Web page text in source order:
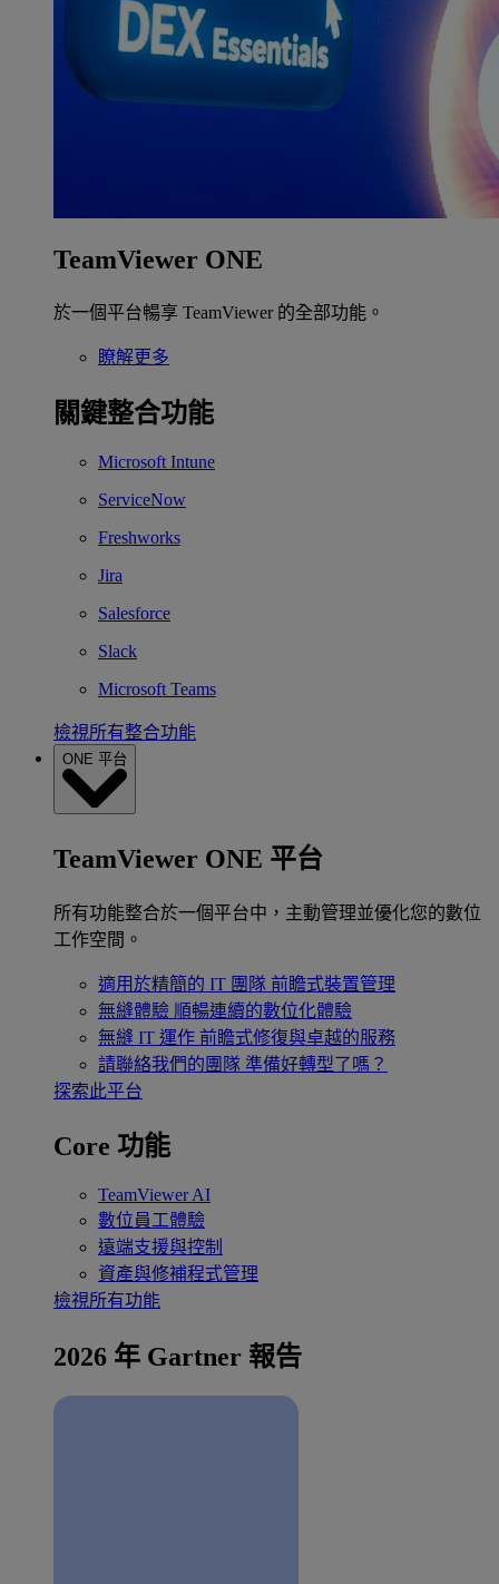
TeamViewer ONE
於一個平台暢享 TeamViewer 的全部功能。
瞭解更多
關鍵整合功能
Microsoft Intune
ServiceNow
Freshworks
Jira
Salesforce
Slack
Microsoft Teams
檢視所有整合功能
ONE 平台
TeamViewer ONE 平台
所有功能整合於一個平台中，主動管理並優化您的數位
工作空間。
適用於精簡的 IT 團隊 前瞻式裝置管理
無縫體驗 順暢連續的數位化體驗
無縫 IT 運作 前瞻式修復與卓越的服務
請聯絡我們的團隊 準備好轉型了嗎？
探索此平台
Core 功能
TeamViewer AI
數位員工體驗
遠端支援與控制
資產與修補程式管理
檢視所有功能
2026 年 Gartner 報告